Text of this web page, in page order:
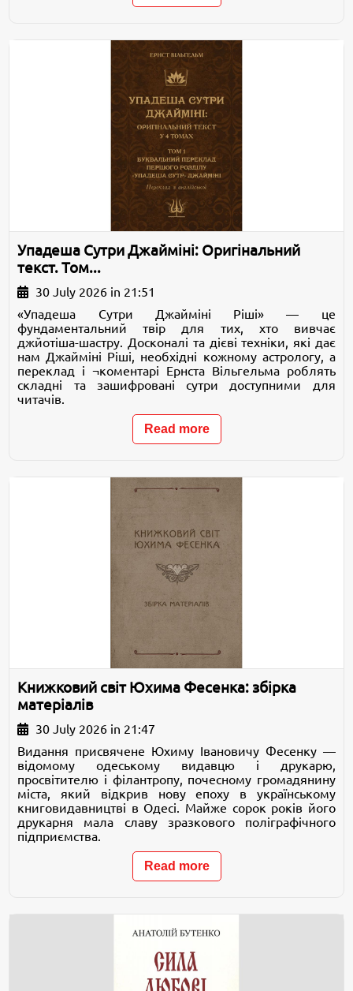
Упадеша Сутри Джайміні: Оригінальний
текст. Том...
30 July 2026 in 21:51
«Упадеша Сутри Джайміні Ріші» — це
фундаментальний твір для тих, хто вивчає
джйотіша-шастру. Досконалі та дієві техніки, які дає
нам Джайміні Ріші, необхідні кожному астрологу, а
переклад і ¬коментарі Ернста Вільгельма роблять
складні та зашифровані сутри доступними для
читачів.
Read more
Книжковий світ Юхима Фесенка: збірка
матеріалів
30 July 2026 in 21:47
Видання присвячене Юхиму Івановичу Фесенку —
відомому одеському видавцю і друкарю,
просвітителю і філантропу, почесному громадянину
міста, який відкрив нову епоху в українському
книговидавництві в Одесі. Майже сорок років його
друкарня мала славу зразкового поліграфічного
підприємства.
Read more